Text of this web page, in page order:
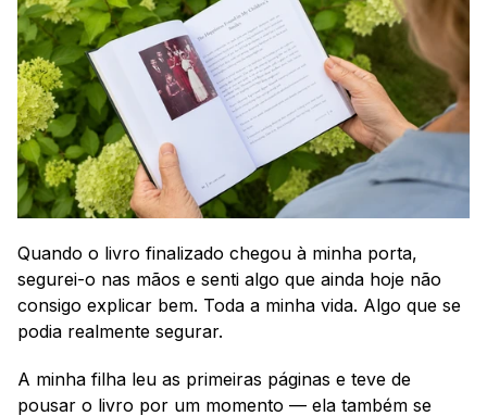
Quando o livro finalizado chegou à minha porta,
segurei-o nas mãos e senti algo que ainda hoje não
consigo explicar bem. Toda a minha vida. Algo que se
podia realmente segurar.
A minha filha leu as primeiras páginas e teve de
pousar o livro por um momento — ela também se